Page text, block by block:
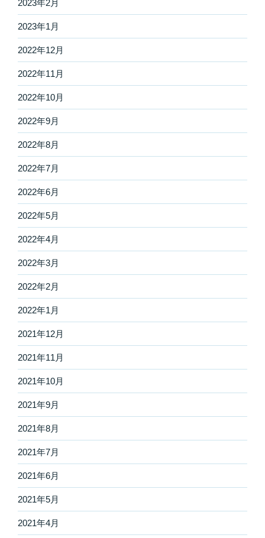
2023年2月
2023年1月
2022年12月
2022年11月
2022年10月
2022年9月
2022年8月
2022年7月
2022年6月
2022年5月
2022年4月
2022年3月
2022年2月
2022年1月
2021年12月
2021年11月
2021年10月
2021年9月
2021年8月
2021年7月
2021年6月
2021年5月
2021年4月